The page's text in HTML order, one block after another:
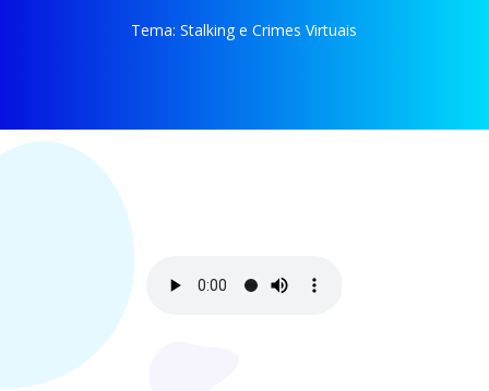
Tema:Stalking e Crimes Virtuais